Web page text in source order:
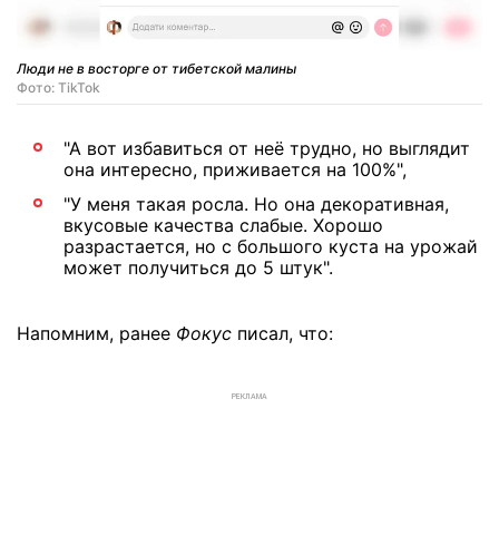
Люди не в восторге от тибетской малины
Фото: TikTok
"А вот избавиться от неё трудно, но выглядит
она интересно, приживается на 100%",
"У меня такая росла. Но она декоративная,
вкусовые качества слабые. Хорошо
разрастается, но с большого куста на урожай
может получиться до 5 штук".
Напомним, ранее Фокус писал, что:
РЕКЛАМА